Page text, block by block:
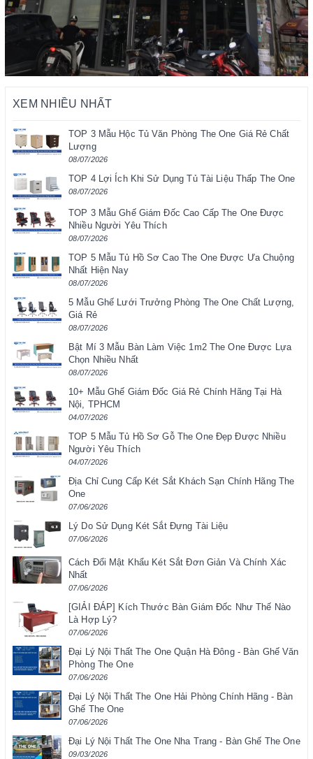
XEM NHIỀU NHẤT
TOP 3 Mẫu Hộc Tủ Văn Phòng The One Giá Rẻ Chất
Lượng
08/07/2026
TOP 4 Lợi Ích Khi Sử Dụng Tủ Tài Liệu Thấp The One
08/07/2026
TOP 3 Mẫu Ghế Giám Đốc Cao Cấp The One Được
Nhiều Người Yêu Thích
08/07/2026
TOP 5 Mẫu Tủ Hồ Sơ Cao The One Được Ưa Chuộng
Nhất Hiện Nay
08/07/2026
5 Mẫu Ghế Lưới Trưởng Phòng The One Chất Lượng,
Giá Rẻ
08/07/2026
Bật Mí 3 Mẫu Bàn Làm Việc 1m2 The One Được Lựa
Chọn Nhiều Nhất
08/07/2026
10+ Mẫu Ghế Giám Đốc Giá Rẻ Chính Hãng Tại Hà
Nội, TPHCM
04/07/2026
TOP 5 Mẫu Tủ Hồ Sơ Gỗ The One Đẹp Được Nhiều
Người Yêu Thích
04/07/2026
Địa Chỉ Cung Cấp Két Sắt Khách Sạn Chính Hãng The
One
07/06/2026
Lý Do Sử Dụng Két Sắt Đựng Tài Liệu
07/06/2026
Cách Đổi Mật Khẩu Két Sắt Đơn Giản Và Chính Xác
Nhất
07/06/2026
[GIẢI ĐÁP] Kích Thước Bàn Giám Đốc Như Thế Nào
Là Hợp Lý?
07/06/2026
Đại Lý Nội Thất The One Quận Hà Đông - Bàn Ghế Văn
Phòng The One
07/06/2026
Đại Lý Nội Thất The One Hải Phòng Chính Hãng - Bàn
Ghế The One
07/06/2026
Đại Lý Nội Thất The One Nha Trang - Bàn Ghế The One
09/03/2026